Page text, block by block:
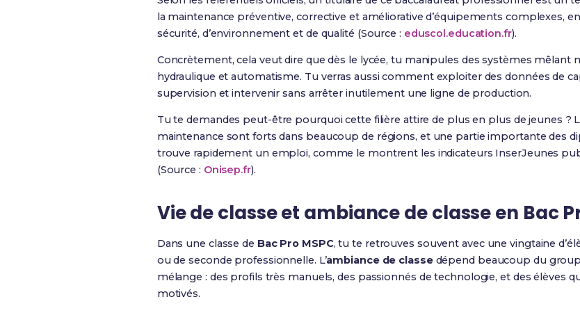
la maintenance préventive, corrective et améliorative d’équipements complexes,
sécurité, d’environnement et de qualité (Source : eduscol.education.fr).
Concrètement, cela veut dire que dès le lycée, tu manipules des systèmes mêlant
hydraulique et automatisme. Tu verras aussi comment exploiter des données de
supervision et intervenir sans arrêter inutilement une ligne de production.
Tu te demandes peut-être pourquoi cette filière attire de plus en plus de jeunes ?
maintenance sont forts dans beaucoup de régions, et une partie importante des
trouve rapidement un emploi, comme le montrent les indicateurs InserJeunes
(Source : Onisep.fr).
Vie de classe et ambiance de classe en Bac
Dans une classe de Bac Pro MSPC, tu te retrouves souvent avec une vingtaine
ou de seconde professionnelle. L’ambiance de classedépend beaucoup du
mélange : des profils très manuels, des passionnés de technologie, et des élèves
motivés.